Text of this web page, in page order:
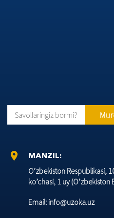
Savollaringiz bormi?
location_on
MANZIL:
O’zbеkiston Rеspublikasi,
ko’chasi, 1 uy (O’zbеkiston
Email: info@uzoka.uz